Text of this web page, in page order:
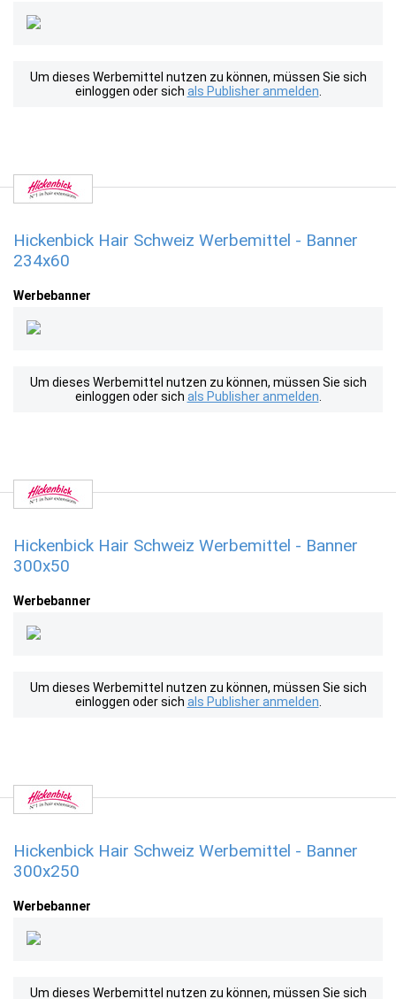
Um dieses Werbemittel nutzen zu können, müssen Sie sich
einloggen oder sich als Publisher anmelden
Hickenbick Hair Schweiz Werbemittel - Banner
234x60
Werbebanner
Um dieses Werbemittel nutzen zu können, müssen Sie sich
einloggen oder sich als Publisher anmelden
Hickenbick Hair Schweiz Werbemittel - Banner
300x50
Werbebanner
Um dieses Werbemittel nutzen zu können, müssen Sie sich
einloggen oder sich als Publisher anmelden
Hickenbick Hair Schweiz Werbemittel - Banner
300x250
Werbebanner
Um dieses Werbemittel nutzen zu können, müssen Sie sich